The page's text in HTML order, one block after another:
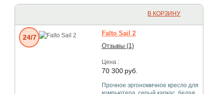
В КОРЗИНУ
Falto Sail 2
Отзывы (1)
Цена :
70 300 руб.
Прочное эргономичное кресло для
24/7